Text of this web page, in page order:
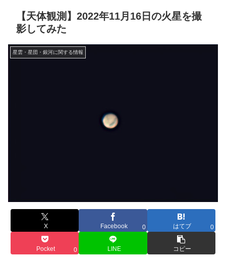
【天体観測】2022年11月16日の火星を撮
影してみた
星雲・星団・銀河に関する情報
X Facebook 0 はてブ 0
Pocket 0 LINE コピー